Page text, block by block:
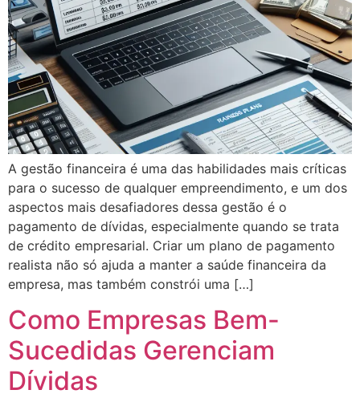
A gestão financeira é uma das habilidades mais críticas
para o sucesso de qualquer empreendimento, e um dos
aspectos mais desafiadores dessa gestão é o
pagamento de dívidas, especialmente quando se trata
de crédito empresarial. Criar um plano de pagamento
realista não só ajuda a manter a saúde financeira da
empresa, mas também constrói uma […]
Como Empresas Bem-
Sucedidas Gerenciam
Dívidas